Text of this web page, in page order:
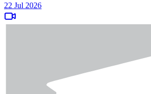
22 Jul 2026